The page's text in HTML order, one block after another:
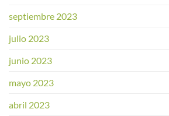
septiembre 2023
julio 2023
junio 2023
mayo 2023
abril 2023